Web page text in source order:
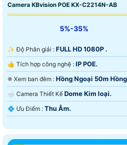
Camera KBvision POE KX-C2214N-AB
5%-35%
✨ Độ Phân giải : FULL HD 1080P .
👍 Tích hợp công nghệ : IP POE.
❈ Xem ban đêm : Hồng Ngoại 50m
🌧️ Camera Thiết Kế Dome Kim loại.
️💠 Ưu Điểm : Thu Âm.